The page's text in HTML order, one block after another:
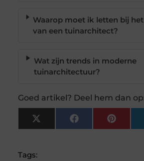
Waarop moet ik letten bij
van een tuinarchitect?
Wat zijn trends in moderne
tuinarchitectuur?
Goed artikel? Deel hem dan
X
(Twitter)
Facebook
Tags: